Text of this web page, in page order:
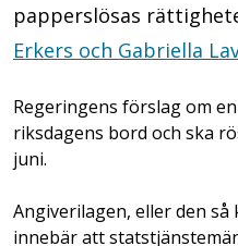
papperslösas
Erkers och Gabriella
Regeringens förslag om
riksdagens bord och ska
juni.
Angiverilagen, eller den
innebär att